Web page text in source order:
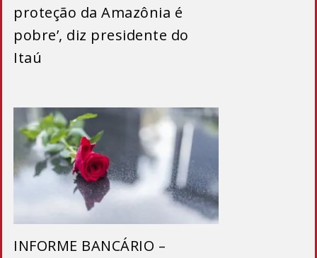
proteção da Amazônia é
pobre’, diz presidente do
Itaú
INFORME BANCÁRIO –